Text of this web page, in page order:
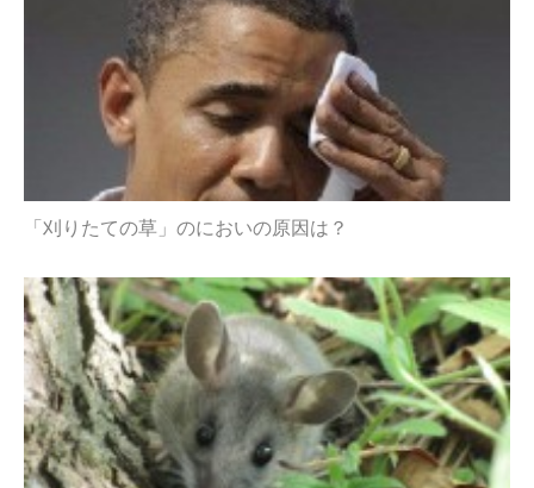
「刈りたての草」のにおいの原因は？